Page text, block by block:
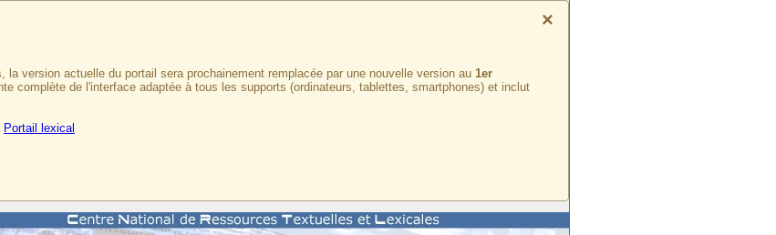
×
version actuelle du portail sera prochainement remplacée par une nouvelle version au 1er
complète de l'interface adaptée à tous les supports (ordinateurs, tablettes, smartphones) et inclut
Portail lexical